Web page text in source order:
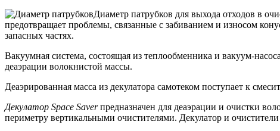
Диаметр патрубков для выхода отходов в
предотвращает проблемы, связанные с забиванием и износом
запасных частях.
Вакуумная система, состоящая из теплообменника и вакуум-
деаэрации волокнистой массы.
Деаэрированная масса из декулатора самотеком поступает к
Декулатор Space Saverпредназначен для деаэрации и очистки
периметру вертикальными очистителями. Декулатор и